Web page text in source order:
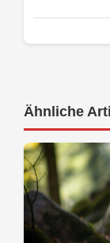
Ähnliche